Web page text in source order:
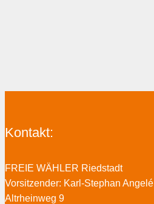
Kontakt:
FREIE WÄHLER Riedstadt
Vorsitzender: Karl-Stephan Angelé
Altrheinweg 9